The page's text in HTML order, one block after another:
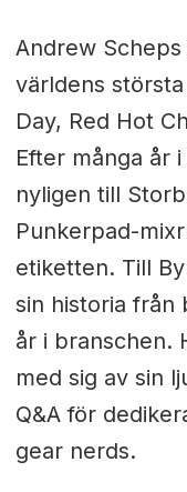
Andrew
världens
Day, Red Hot
Efter många år
nyligen till
Punkerpad-
etiketten. Till
sin historia från
år i branschen.
med sig av sin
Q&A för
gear nerds.